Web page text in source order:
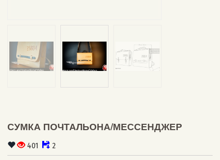
СУМКА ПОЧТАЛЬОНА/МЕССЕНДЖЕР
401 2